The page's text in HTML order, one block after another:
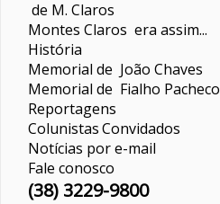
de M. Claros
Montes Claros era assim...
História
Memorial de João Chaves
Memorial de Fialho Pacheco
Reportagens
ColunistasConvidados
Notícias por e-mail
Fale conosco
(38) 3229-9800